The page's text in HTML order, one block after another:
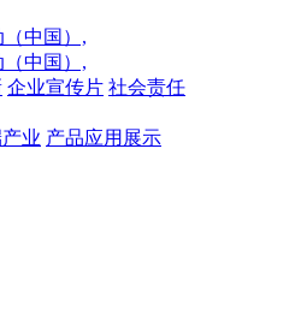
中国）,
中国）,
企业宣传片 社会责任
业 产品应用展示